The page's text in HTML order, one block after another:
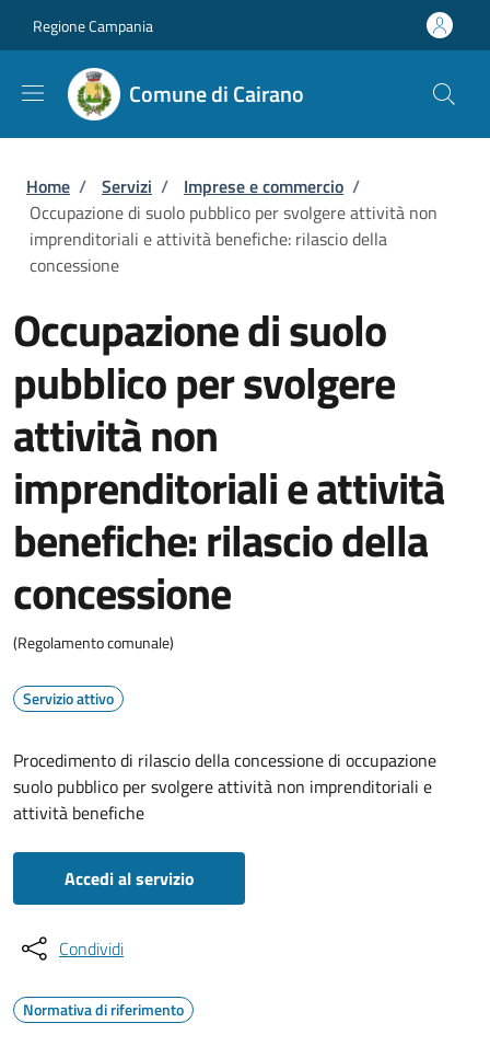
Regione Campania
Comune di Cairano
Briciole di pane
Home / Servizi / Imprese e commercio /
Occupazione di suolo pubblico per svolgere attività non
imprenditoriali e attività benefiche: rilascio della
concessione
Occupazione di suolo
pubblico per svolgere
attività non
imprenditoriali e attività
benefiche: rilascio della
concessione
(Regolamento comunale)
Servizio attivo
Procedimento di rilascio della concessione di occupazione
suolo pubblico per svolgere attività non imprenditoriali e
attività benefiche
Accedi al servizio
Condividi
Normativa di riferimento